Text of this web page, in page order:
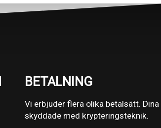
BETALNING
Vi erbjuder flera olika betalsätt.
skyddade med krypteringsteknik.